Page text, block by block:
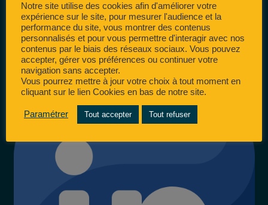
Notre site utilise des cookies afin d'améliorer votre
expérience sur le site, pour mesurer l'audience et la
performance du site, vous montrer des contenus
personnalisés et pour vous permettre d'interagir avec nos
contenus par le biais des réseaux sociaux. Vous pouvez
accepter, gérer vos préférences ou continuer votre
navigation sans accepter.
Vous pourrez mettre à jour votre choix à tout moment en
cliquant sur le lien Cookies en bas de notre site.
Paramétrer Tout accepter Tout refuser